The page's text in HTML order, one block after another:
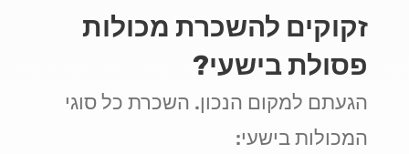
זקוקים להשכרת מכולות
פסולת בישעי?
הגעתם למקום הנכון. השכרת כל סוגי
המכולות בישעי: